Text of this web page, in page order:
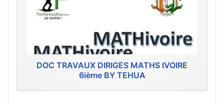
DOC TRAVAUX DIRIGES MATHS IVOIRE
6ième BY TEHUA